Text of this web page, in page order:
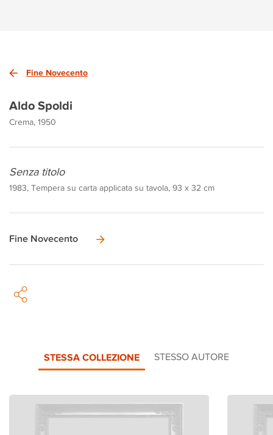
Fine Novecento
Aldo Spoldi
Crema, 1950
Senza titolo
1983, Tempera su carta applicata su tavola, 93 x 32 cm
Fine Novecento
STESSA COLLEZIONE STESSO AUTORE